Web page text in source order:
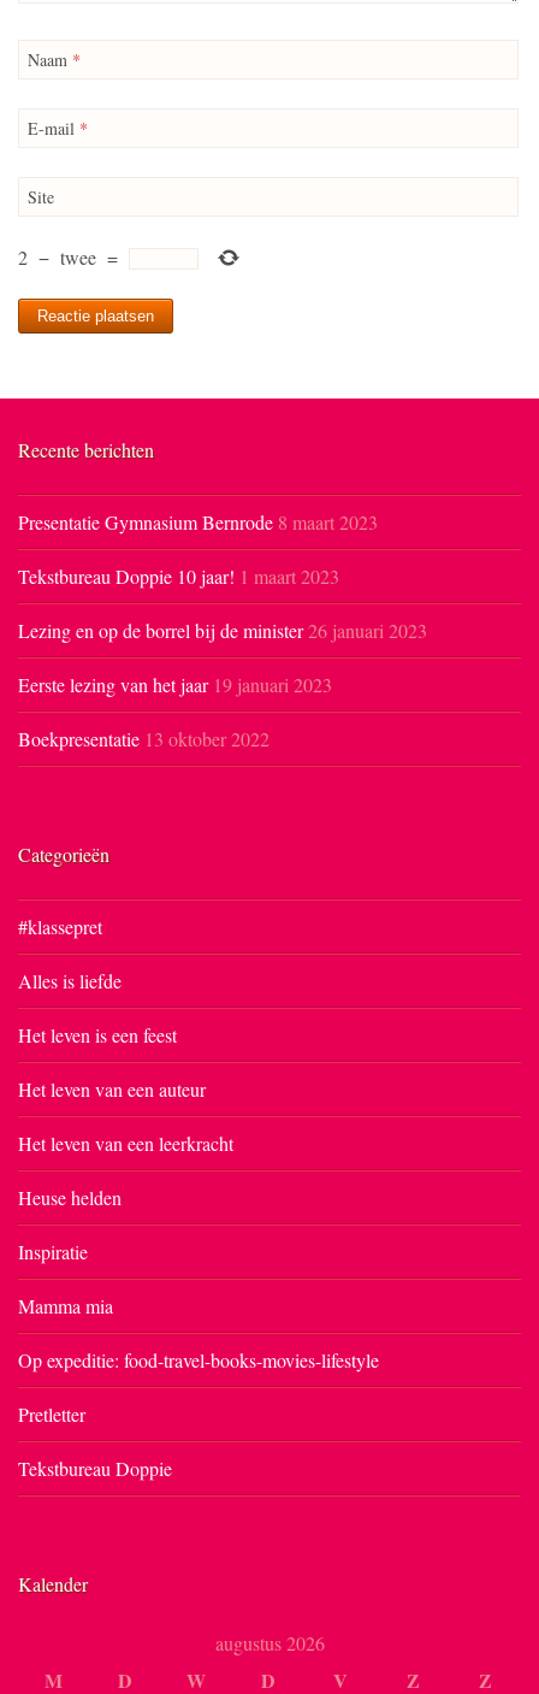
Naam *
E-mail *
Site
2 − twee =
Recente berichten
Presentatie Gymnasium Bernrode 8 maart 2023
Tekstbureau Doppie 10 jaar! 1 maart 2023
Lezing en op de borrel bij de minister26 januari 2023
Eerste lezing van het jaar 19 januari 2023
Boekpresentatie 13 oktober 2022
Categorieën
#klassepret
Alles is liefde
Het leven is een feest
Het leven van een auteur
Het leven van een leerkracht
Heuse helden
Inspiratie
Mamma mia
Op expeditie: food-travel-books-movies-lifestyle
Pretletter
Tekstbureau Doppie
Kalender
augustus 2026
M D W D V Z Z